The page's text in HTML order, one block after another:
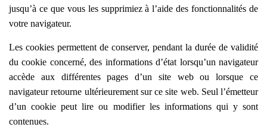
jusqu’à ce que vous les supprimiez à l’aide des fonctionnalités de
votre navigateur.
Les cookies permettent de conserver, pendant la durée de validité
du cookie concerné, des informations d’état lorsqu’un navigateur
accède aux différentes pages d’un site web ou lorsque ce
navigateur retourne ultérieurement sur ce site web. Seul l’émetteur
d’un cookie peut lire ou modifier les informations qui y sont
contenues.